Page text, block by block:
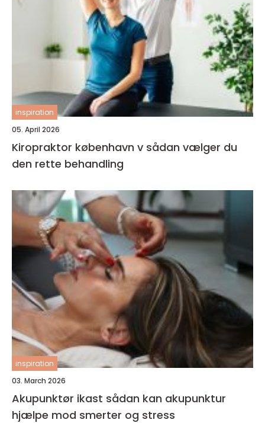
inspiration
05. April 2026
Kiropraktor københavn v sådan vælger du
den rette behandling
inspiration
03. March 2026
Akupunktør ikast sådan kan akupunktur
hjælpe mod smerter og stress